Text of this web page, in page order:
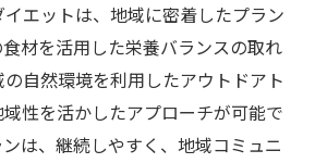
エットは、地域に密着したプラン
材を活用した栄養バランスの取れ
自然環境を利用したアウトドアト
性を活かしたアプローチが可能で
は、継続しやすく、地域コミュニ